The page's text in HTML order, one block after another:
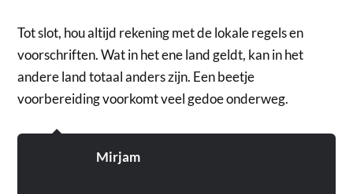
Tot slot, hou altijd rekening met de lokale regels en
voorschriften. Wat in het ene land geldt, kan in het
andere land totaal anders zijn. Een beetje
voorbereiding voorkomt veel gedoe onderweg.
Mirjam